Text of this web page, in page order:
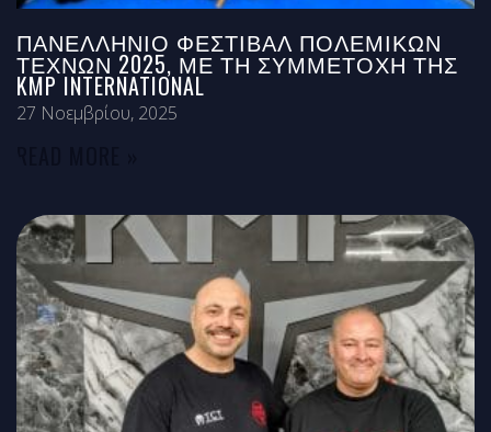
ΠΑΝΕΛΛΉΝΙΟ ΦΕΣΤΙΒΆΛ ΠΟΛΕΜΙΚΏΝ
ΤΕΧΝΏΝ 2025, ΜΕ ΤΗ ΣΥΜΜΕΤΟΧΉ ΤΗΣ
KMP INTERNATIONAL
27 Νοεμβρίου, 2025